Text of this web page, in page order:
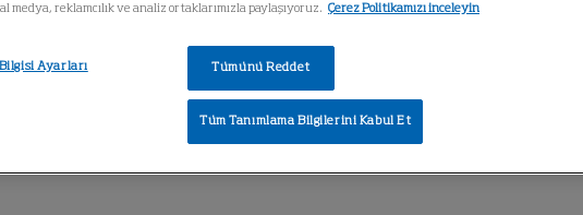
Bilgi Merkezi
medya, reklamcılık ve analiz ortaklarımızla paylaşıyoruz. Çerez Politikamızı inceleyin
Tümünü Reddet
Tüm Tanımlama Bilgilerini Kabul Et
Ayarları